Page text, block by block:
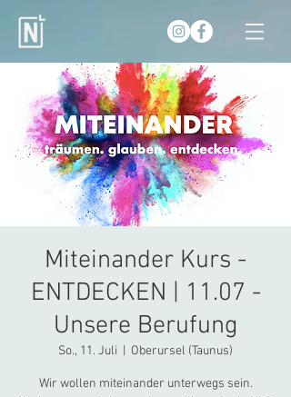
Miteinander Kurs -
ENTDECKEN | 11.07 -
Unsere Berufung
So., 11. Juli Oberursel (Taunus)
Wir wollen miteinander unterwegs sein.